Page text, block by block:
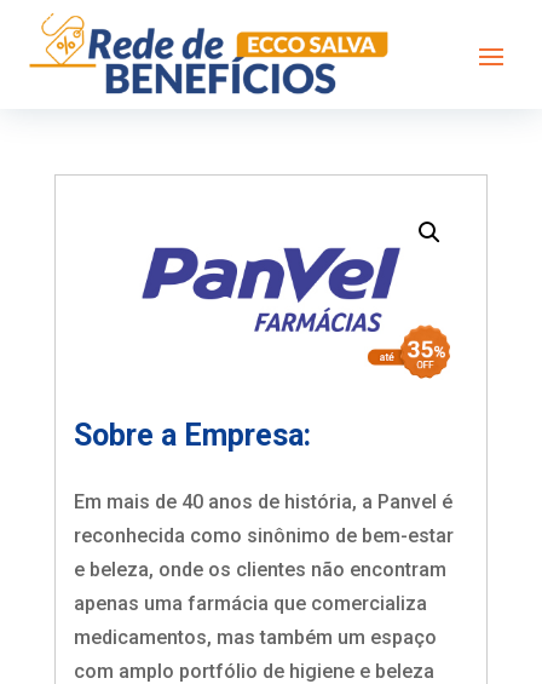
Sobre a Empresa:
Em mais de 40 anos de história, a Panvel é
reconhecida como sinônimo de bem-estar
e beleza, onde os clientes não encontram
apenas uma farmácia que comercializa
medicamentos, mas também um espaço
com amplo portfólio de higiene e beleza